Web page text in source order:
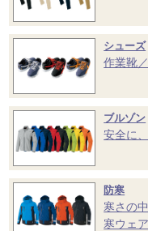
シューズ
作業靴
ブルゾン
安全に
防寒
寒さの
寒ウェア